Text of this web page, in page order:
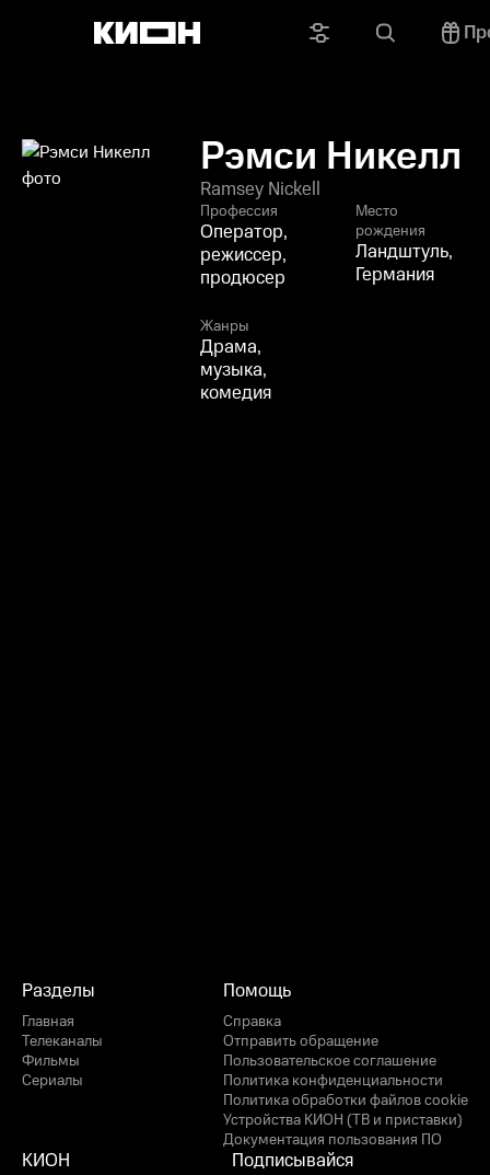
Рэмси Никелл
Ramsey Nickell
Профессия
Оператор,
режиссер,
продюсер
Место
рождения
Ландштуль,
Германия
Жанры
Драма,
музыка,
комедия
Разделы
Главная
Телеканалы
Фильмы
Сериалы
Помощь
Справка
Отправить обращение
Пользовательское соглашение
Политика конфиденциальности
Политика обработки файлов cookie
Устройства КИОН (ТВ и приставки)
Документация пользования ПО
КИОН Подписывайся